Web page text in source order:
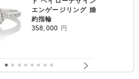
エンゲージリング 婚
約指輪
358,000 円